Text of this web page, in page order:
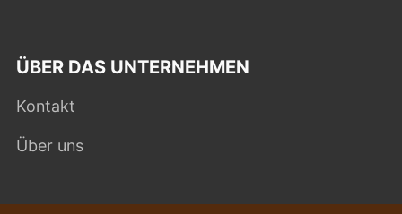
ÜBER DAS UNTERNEHMEN
Kontakt
Über uns